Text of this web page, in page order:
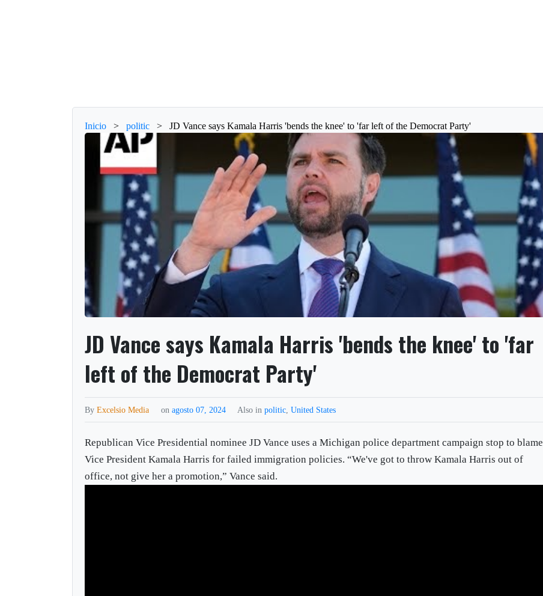
Inicio > politic > JD Vance says Kamala Harris 'bends the knee' to 'far left of the Democrat Party'
JD Vance says Kamala Harris 'bends the knee' to 'far
left of the Democrat Party'
ByExcelsio Media onagosto 07, 2024 Also inpolitic ,United States
Republican Vice Presidential nominee JD Vance uses a Michigan police department campaign stop to blame
Vice President Kamala Harris for failed immigration policies. “We've got to throw Kamala Harris out of
office, not give her a promotion,” Vance said.